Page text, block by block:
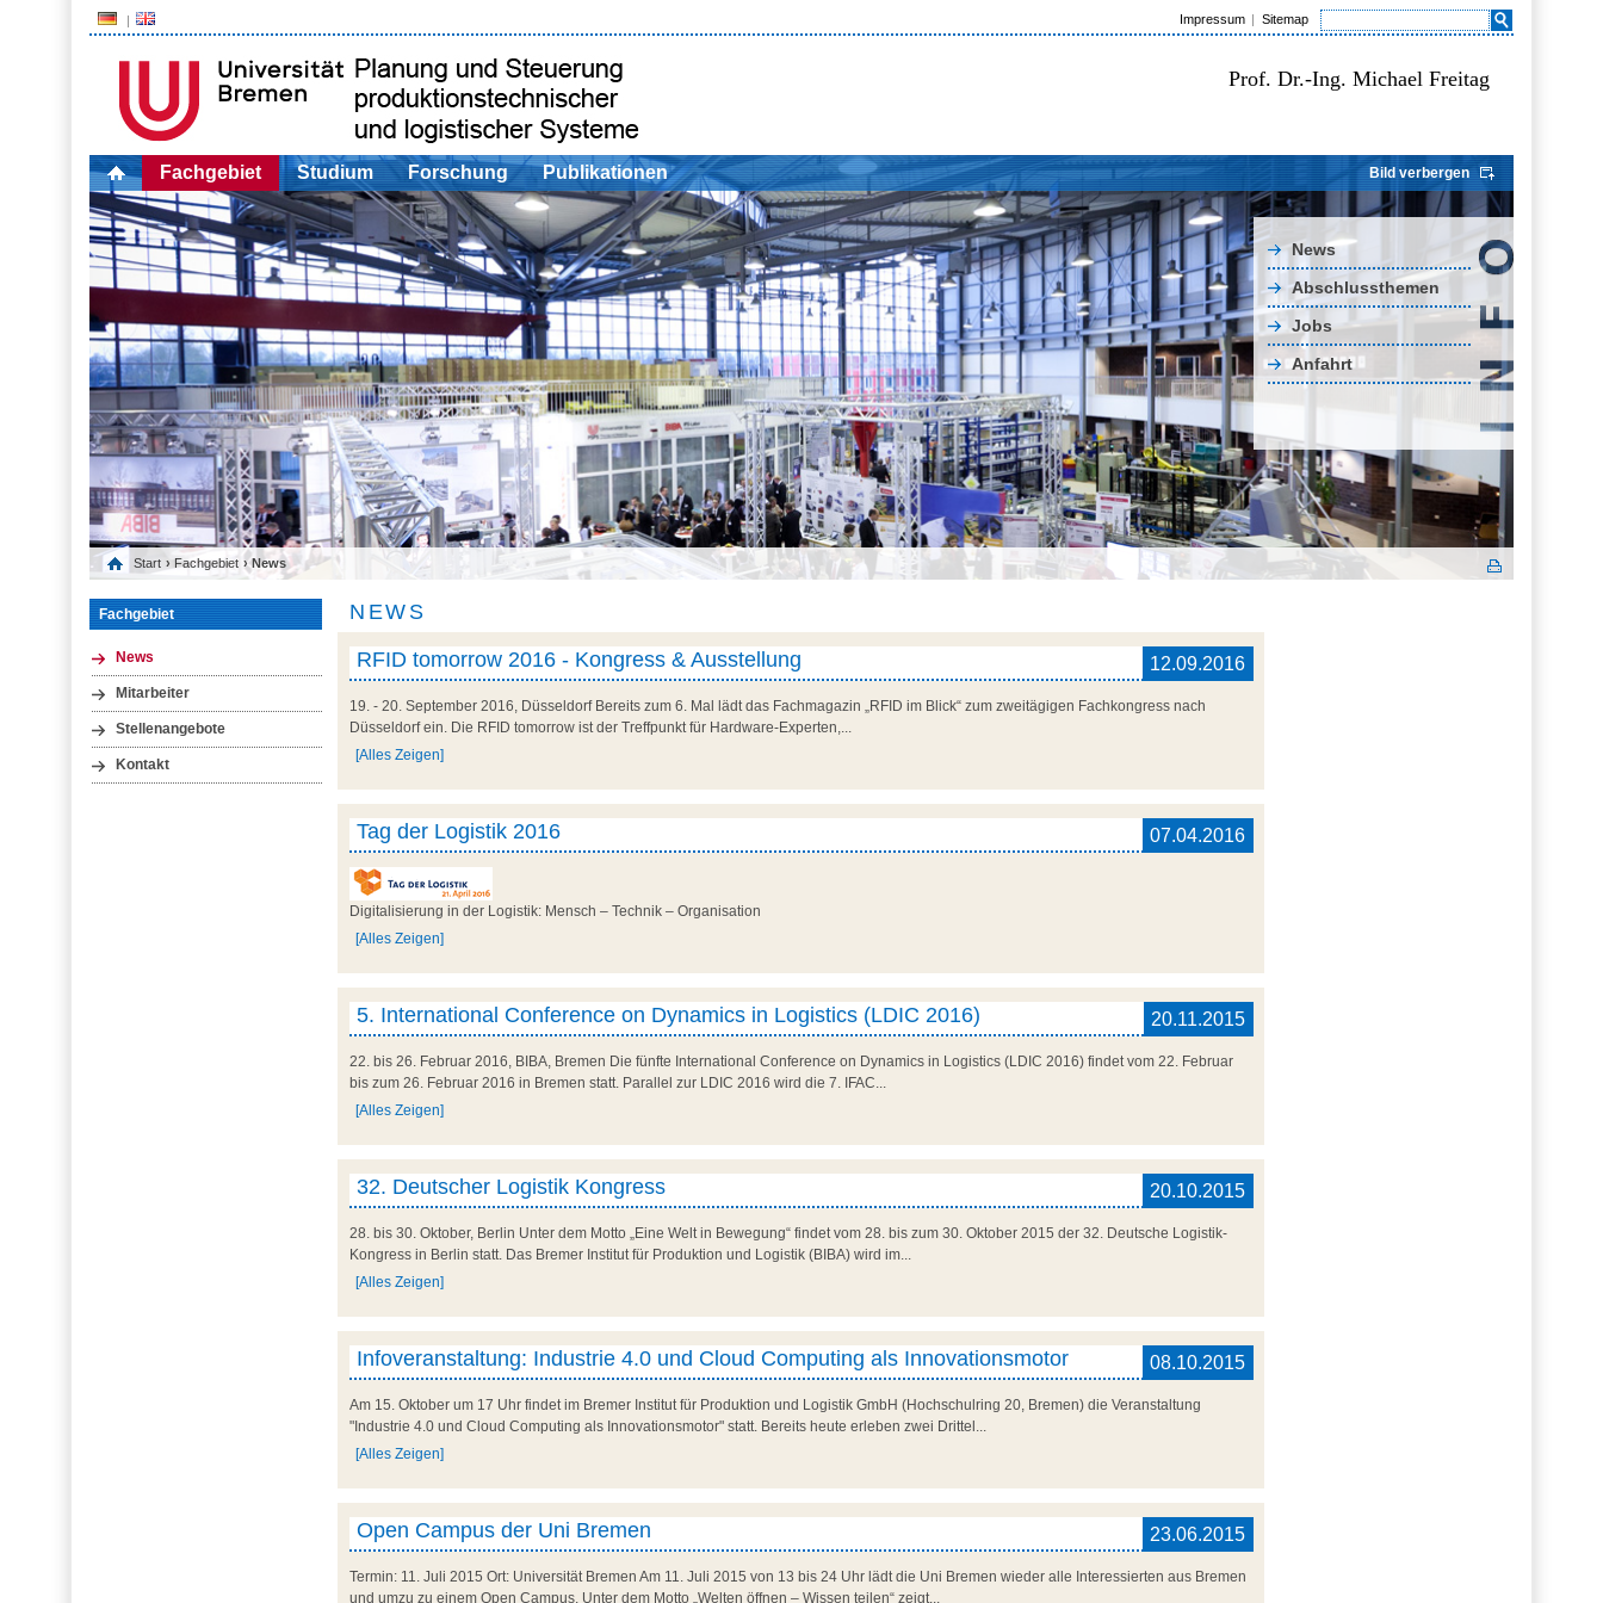
Impressum Sitemap
Prof. Dr.-Ing. Michael Freitag
Fachgebiet Studium Forschung Publikationen Bild verbergen
News
Abschlussthemen
Jobs
Anfahrt
Start › Fachgebiet › News
Fachgebiet
News
Mitarbeiter
Stellenangebote
Kontakt
NEWS
12.09.2016
RFID tomorrow 2016 - Kongress & Ausstellung
19. - 20. September 2016, Düsseldorf Bereits zum 6. Mal lädt das Fachmagazin „RFID im Blick“ zum zweitägigen Fachkongress nach
Düsseldorf ein. Die RFID tomorrow ist der Treffpunkt für Hardware-Experten,...
[Alles Zeigen]
07.04.2016
Tag der Logistik 2016
Digitalisierung in der Logistik: Mensch – Technik – Organisation
[Alles Zeigen]
20.11.2015
5. International Conference on Dynamics in Logistics (LDIC 2016)
22. bis 26. Februar 2016, BIBA, Bremen Die fünfte International Conference on Dynamics in Logistics (LDIC 2016) findet vom 22. Februar
bis zum 26. Februar 2016 in Bremen statt. Parallel zur LDIC 2016 wird die 7. IFAC...
[Alles Zeigen]
20.10.2015
32. Deutscher Logistik Kongress
28. bis 30. Oktober, Berlin Unter dem Motto „Eine Welt in Bewegung“ findet vom 28. bis zum 30. Oktober 2015 der 32. Deutsche Logistik-
Kongress in Berlin statt. Das Bremer Institut für Produktion und Logistik (BIBA) wird im...
[Alles Zeigen]
08.10.2015
Infoveranstaltung: Industrie 4.0 und Cloud Computing als Innovationsmotor
Am 15. Oktober um 17 Uhr findet im Bremer Institut für Produktion und Logistik GmbH (Hochschulring 20, Bremen) die Veranstaltung
"Industrie 4.0 und Cloud Computing als Innovationsmotor" statt. Bereits heute erleben zwei Drittel...
[Alles Zeigen]
23.06.2015
Open Campus der Uni Bremen
Termin: 11. Juli 2015 Ort: Universität Bremen Am 11. Juli 2015 von 13 bis 24 Uhr lädt die Uni Bremen wieder alle Interessierten aus Bremen
und umzu zu einem Open Campus. Unter dem Motto „Welten öffnen – Wissen teilen“ zeigt...